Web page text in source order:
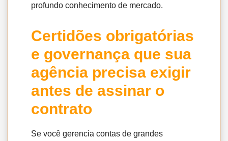
profundo conhecimento de mercado.
Certidões obrigatórias
e governança que sua
agência precisa exigir
antes de assinar o
contrato
Se você gerencia contas de grandes